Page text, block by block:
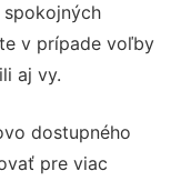
v prípade voľby
aj vy.
dostupného
pre viac